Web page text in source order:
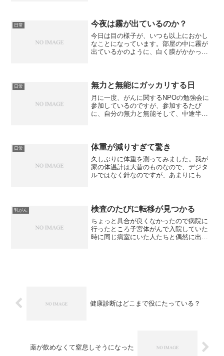
全身の力が抜けました。心...
日常 今夜は霧が出ているのか？
今日は目の様子が、いつも以上におかし
なことになっています。部屋の中に霧が
出ているかのように、白く膜がかかって
のに、こんな時、歳はと...
日常 無力と無能にガッカリする日
月に一度、がんに関するNPOの勉強会に
参加しているのですが、参加するたび
に、自分の無力と無能そして、中途半端
ね。参加している人たちは、...
日常 体重が減りすぎて驚き
久しぶりに体重を測ってみました。我が
家の体温計は大昔のものなので、デジタ
ルではなく針なのですが、あまりにも少
んどん減っていって大丈夫...
乳がん 検査のたびに転移が見つかる
ちょっと具合が良くなかったので病院に
行ったところ子宮体がんで入院していた
時に同じ病室にいた人たちと偶然に出会
健康診断はどこまで役にたっている？
薬が飲めなくて窒息しそうになった